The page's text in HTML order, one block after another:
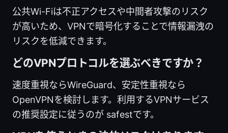
公共Wi-Fiは不正アクセスや中間者攻撃のリスク
が高いため、VPNで暗号化することで情報漏洩の
リスクを低減できます。
どのVPNプロトコルを選ぶべきですか？
速度重視ならWireGuard、安定性重視なら
OpenVPNを検討します。利用するVPNサービス
の推奨設定に従うのが safestです。